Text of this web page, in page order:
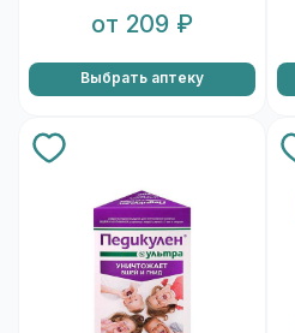
от 209 ₽
Выбрать аптеку